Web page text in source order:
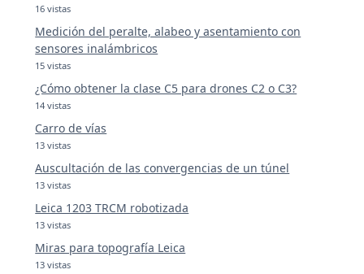
16 vistas
Medición del peralte, alabeo y asentamiento con
sensores inalámbricos
15 vistas
¿Cómo obtener la clase C5 para drones C2 o C3?
14 vistas
Carro de vías
13 vistas
Auscultación de las convergencias de un túnel
13 vistas
Leica 1203 TRCM robotizada
13 vistas
Miras para topografía Leica
13 vistas